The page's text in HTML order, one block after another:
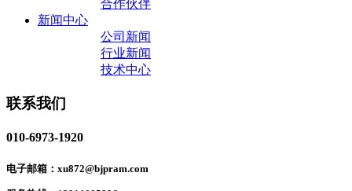
合作伙伴
新闻中心
公司新闻
行业新闻
技术中心
联系我们
010-6973-1920
电子邮箱：xu872@bjpram.com